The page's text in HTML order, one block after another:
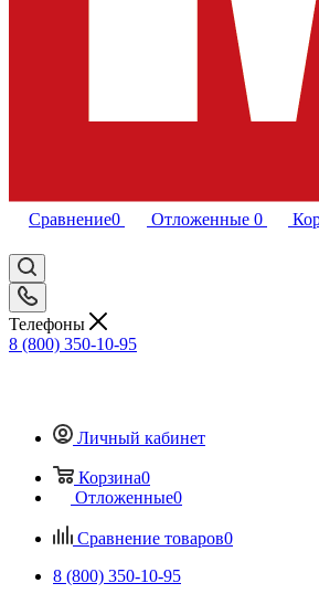
Сравнение0 Отложенные 0
Телефоны
8 (800) 350-10-95
Личный кабинет
Корзина0
Отложенные0
Сравнение товаров0
8 (800) 350-10-95